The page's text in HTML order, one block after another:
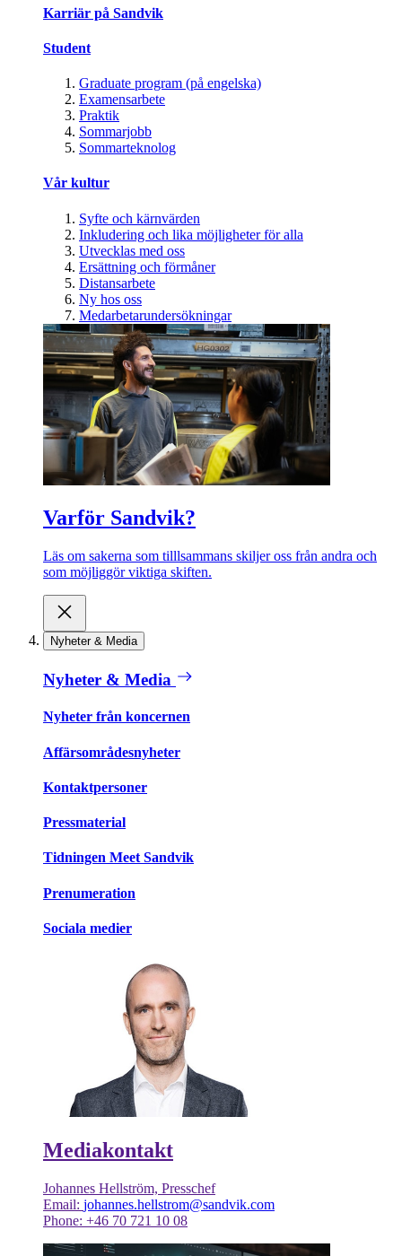
Karriär på Sandvik
Student
Graduate program (på engelska)
Examensarbete
Praktik
Sommarjobb
Sommarteknolog
Vår kultur
Syfte och kärnvärden
Inkludering och lika möjligheter för alla
Utvecklas med oss
Ersättning och förmåner
Distansarbete
Ny hos oss
Medarbetarundersökningar
Varför Sandvik?
Läs om sakerna som tilllsammans skiljer oss från andra och
som möjliggör viktiga skiften.
Nyheter & Media
Nyheter & Media
Nyheter från koncernen
Affärsområdesnyheter
Kontaktpersoner
Pressmaterial
Tidningen Meet Sandvik
Prenumeration
Sociala medier
Mediakontakt
Johannes Hellström, Presschef
Email: johannes.hellstrom@sandvik.com
Phone: +46 70 721 10 08